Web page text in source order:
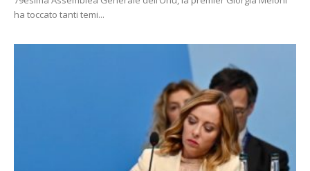
ha toccato tanti temi...